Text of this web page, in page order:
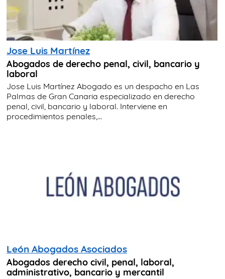
Jose Luis Martínez
Abogados de derecho penal, civil, bancario y
laboral
Jose Luis Martínez Abogado es un despacho en Las
Palmas de Gran Canaria especializado en derecho
penal, civil, bancario y laboral. Interviene en
procedimientos penales,...
León Abogados Asociados
Abogados derecho civil, penal, laboral,
administrativo, bancario y mercantil